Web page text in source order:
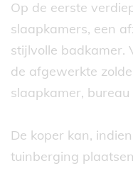
Op de eerste
slaapkamers, een
stijlvolle badkamer.
de afgewerkte
slaapkamer,
De koper kan,
tuinberging